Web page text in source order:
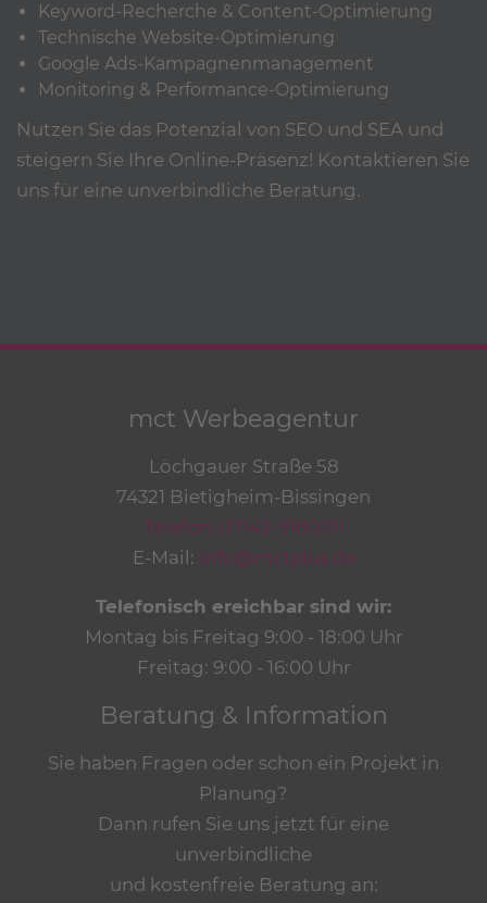
Keyword-Recherche & Content-Optimierung
Technische Website-Optimierung
Google Ads-Kampagnenmanagement
Monitoring & Performance-Optimierung
Nutzen Sie das Potenzial von SEO und SEA und
steigern Sie Ihre Online-Präsenz! Kontaktieren Sie
uns für eine unverbindliche Beratung.
mct Werbeagentur
Löchgauer Straße 58
74321 Bietigheim-Bissingen
Telefon: 07142-9180011
E-Mail: info@mctplus.de
Telefonisch ereichbar sind wir:
Montag bis Freitag 9:00 - 18:00 Uhr
Freitag: 9:00 - 16:00 Uhr
Beratung & Information
Sie haben Fragen oder schon ein Projekt in
Planung?
Dann rufen Sie uns jetzt für eine
unverbindliche
und kostenfreie Beratung an: